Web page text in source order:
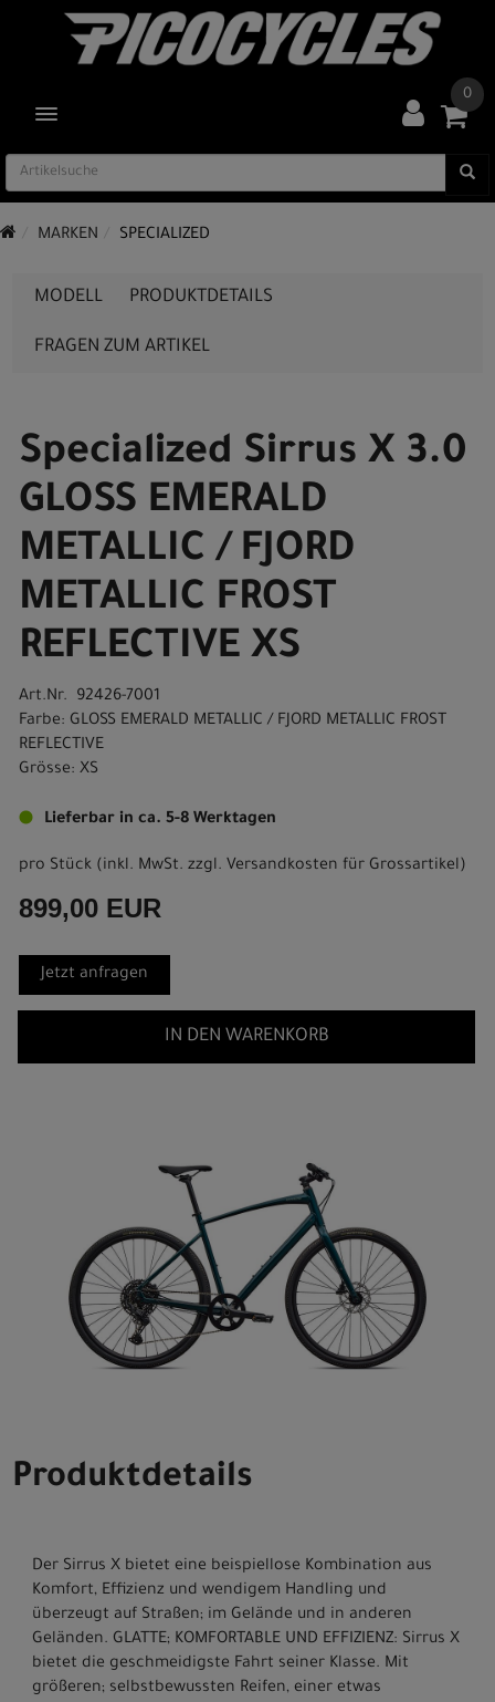
TOGGLE NAVIGATION
0
MARKEN SPECIALIZED
MODELL PRODUKTDETAILS
FRAGEN ZUM ARTIKEL
Specialized Sirrus X 3.0
GLOSS EMERALD
METALLIC / FJORD
METALLIC FROST
REFLECTIVE XS
Art.Nr. 92426-7001
Farbe: GLOSS EMERALD METALLIC / FJORD METALLIC FROST
REFLECTIVE
Grösse: XS
Lieferbar in ca. 5-8 Werktagen
pro Stück (inkl. MwSt. zzgl. Versandkosten für Grossartikel)
899,00 EUR
Jetzt anfragen
IN DEN WARENKORB
Produktdetails
Der Sirrus X bietet eine beispiellose Kombination aus
Komfort, Effizienz und wendigem Handling und
überzeugt auf Straßen; im Gelände und in anderen
Geländen. GLATTE; KOMFORTABLE UND EFFIZIENZ: Sirrus X
bietet die geschmeidigste Fahrt seiner Klasse. Mit
größeren; selbstbewussten Reifen, einer etwas